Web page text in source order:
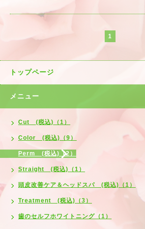
1
トップページ
メニュー
Cut (税込)（1）
Color (税込)（9）
Perm (税込)（2）
Straight (税込)（1）
頭皮改善ケア＆ヘッドスパ (税込)（1）
Treatment (税込)（3）
歯のセルフホワイトニング（1）